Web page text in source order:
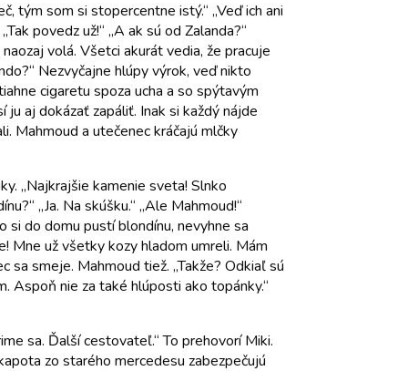
tým som si stopercentne istý.“ „Veď ich ani
povedz už!“ „A ak sú od Zalanda?“
volá. Všetci akurát vedia, že pracuje
Nezvyčajne hlúpy výrok, veď nikto
cigaretu spoza ucha a so spýtavým
aj dokázať zapáliť. Inak si každý nájde
Mahmoud a utečenec kráčajú mlčky
„Najkrajšie kamenie sveta! Slnko
„Ja. Na skúšku.“ „Ale Mahmoud!“
si do domu pustí blondínu, nevyhne sa
Mne už všetky kozy hladom umreli. Mám
sa smeje. Mahmoud tiež. „Takže? Odkiaľ sú
Aspoň nie za také hlúposti ako topánky.“
sa. Ďalší cestovateľ.“ To prehovorí Miki.
zo starého mercedesu zabezpečujú